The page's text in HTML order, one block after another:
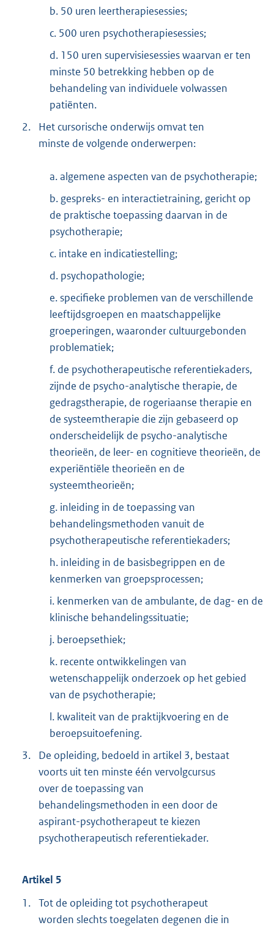
b. 50 uren leertherapiesessies;
c. 500 uren psychotherapiesessies;
d. 150 uren supervisiesessies waarvan er ten
minste 50 betrekking hebben op de
behandeling van individuele volwassen
patiënten.
2.
Het cursorische onderwijs omvat ten
minste de volgende onderwerpen:
a. algemene aspecten van de psychotherapie;
b. gespreks- en interactietraining, gericht op
de praktische toepassing daarvan in de
psychotherapie;
c. intake en indicatiestelling;
d. psychopathologie;
e. specifieke problemen van de verschillende
leeftijdsgroepen en maatschappelijke
groeperingen, waaronder cultuurgebonden
problematiek;
f. de psychotherapeutische referentiekaders,
zijnde de psycho-analytische therapie, de
gedragstherapie, de rogeriaanse therapie en
de systeemtherapie die zijn gebaseerd op
onderscheidelijk de psycho-analytische
theorieën, de leer- en cognitieve theorieën, de
experiëntiële theorieën en de
systeemtheorieën;
g. inleiding in de toepassing van
behandelingsmethoden vanuit de
psychotherapeutische referentiekaders;
h. inleiding in de basisbegrippen en de
kenmerken van groepsprocessen;
i. kenmerken van de ambulante, de dag- en de
klinische behandelingssituatie;
j. beroepsethiek;
k. recente ontwikkelingen van
wetenschappelijk onderzoek op het gebied
van de psychotherapie;
l. kwaliteit van de praktijkvoering en de
beroepsuitoefening.
3.
De opleiding, bedoeld in artikel 3, bestaat
voorts uit ten minste één vervolgcursus
over de toepassing van
behandelingsmethoden in een door de
aspirant-psychotherapeut te kiezen
psychotherapeutisch referentiekader.
Artikel 5
1. Tot de opleiding tot psychotherapeut
worden slechts toegelaten degenen die in